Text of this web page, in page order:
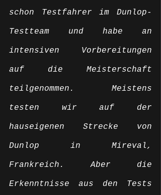
schon Testfahrer im Dunlop-
Testteam und habe an
intensiven Vorbereitungen
auf die Meisterschaft
teilgenommen. Meistens
testen wir auf der
hauseigenen Strecke von
Dunlop in Mireval,
Frankreich. Aber die
Erkenntnisse aus den Tests